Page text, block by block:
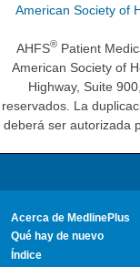
American Society of
AHFS® Patient
American Society of
Highway, Suite
reservados. La
deberá ser autorizada
Acerca de MedlinePlus
Qué hay de nuevo
Índice